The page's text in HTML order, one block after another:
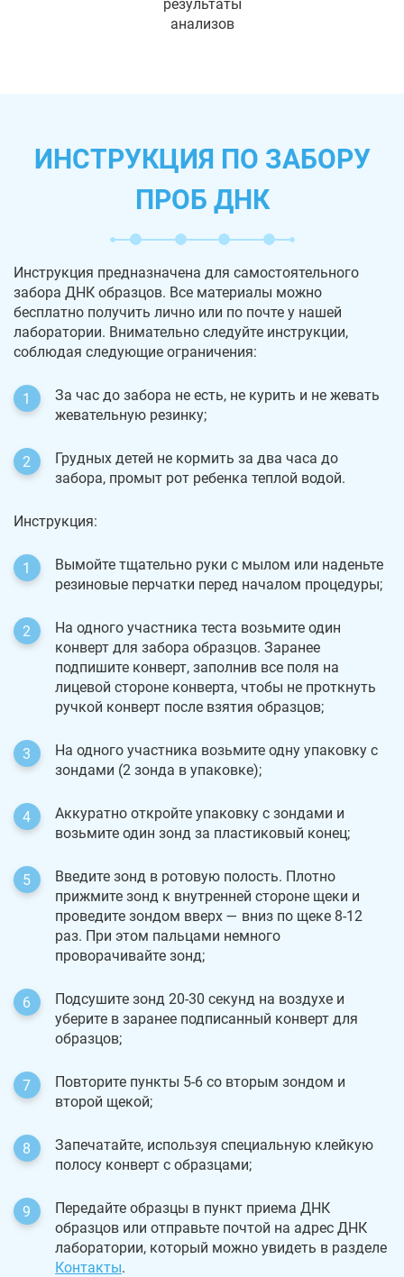
результаты
анализов
ИНСТРУКЦИЯ ПО ЗАБОРУ
ПРОБ ДНК
Инструкция предназначена для самостоятельного
забора ДНК образцов. Все материалы можно
бесплатно получить лично или по почте у нашей
лаборатории. Внимательно следуйте инструкции,
соблюдая следующие ограничения:
За час до забора не есть, не курить и не жевать
жевательную резинку;
Грудных детей не кормить за два часа до
забора, промыт рот ребенка теплой водой.
Инструкция:
Вымойте тщательно руки с мылом или наденьте
резиновые перчатки перед началом процедуры;
На одного участника теста возьмите один
конверт для забора образцов. Заранее
подпишите конверт, заполнив все поля на
лицевой стороне конверта, чтобы не проткнуть
ручкой конверт после взятия образцов;
На одного участника возьмите одну упаковку с
зондами (2 зонда в упаковке);
Аккуратно откройте упаковку с зондами и
возьмите один зонд за пластиковый конец;
Введите зонд в ротовую полость. Плотно
прижмите зонд к внутренней стороне щеки и
проведите зондом вверх — вниз по щеке 8-12
раз. При этом пальцами немного
проворачивайте зонд;
Подсушите зонд 20-30 секунд на воздухе и
уберите в заранее подписанный конверт для
образцов;
Повторите пункты 5-6 со вторым зондом и
второй щекой;
Запечатайте, используя специальную клейкую
полосу конверт с образцами;
Передайте образцы в пункт приема ДНК
образцов или отправьте почтой на адрес ДНК
лаборатории, который можно увидеть в разделе
Контакты.